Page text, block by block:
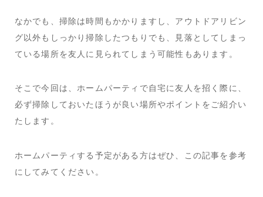
なかでも、掃除は時間もかかりますし、アウトドアリビン
グ以外もしっかり掃除したつもりでも、見落としてしまっ
ている場所を友人に見られてしまう可能性もあります。
そこで今回は、ホームパーティで自宅に友人を招く際に、
必ず掃除しておいたほうが良い場所やポイントをご紹介い
たします。
ホームパーティする予定がある方はぜひ、この記事を参考
にしてみてください。